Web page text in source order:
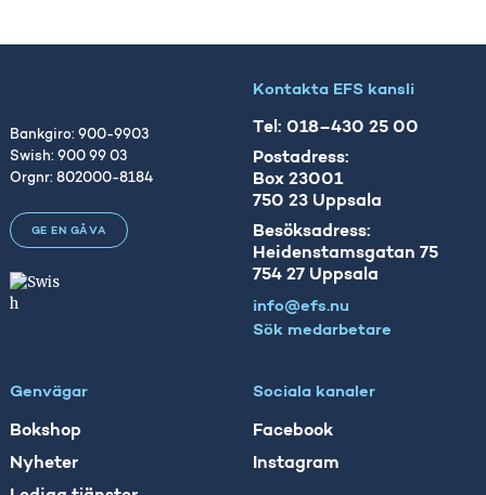
Bankgiro: 900-9903
Swish: 900 99 03
Orgnr: 802000-8184
GE EN GÅVA
Kontakta EFS kansli
Tel: 018–430 25 00
Postadress:
Box 23001
750 23 Uppsala
Besöksadress:
Heidenstamsgatan 75
754 27 Uppsala
info@efs.nu
Sök medarbetare
Genvägar
Bokshop
Nyheter
Sociala kanaler
Facebook
Instagram